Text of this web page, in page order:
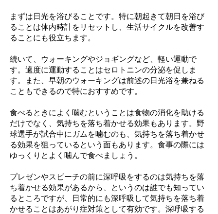
まずは日光を浴びることです。特に朝起きて朝日を浴び
ることは体内時計をリセットし、生活サイクルを改善す
ることにも役立ちます。
続いて、ウォーキングやジョギングなど、軽い運動で
す。適度に運動することはセロトニンの分泌を促しま
す。また、早朝のウォーキングは前述の日光浴を兼ねる
こともできるので特におすすめです。
食べるときによく噛むということは食物の消化を助ける
だけでなく、気持ちを落ち着かせる効果もあります。野
球選手が試合中にガムを噛むのも、気持ちを落ち着かせ
る効果を狙っているという面もあります。食事の際には
ゆっくりとよく噛んで食べましょう。
プレゼンやスピーチの前に深呼吸をするのは気持ちを落
ち着かせる効果があるから、というのは誰でも知ってい
るところですが、日常的にも深呼吸して気持ちを落ち着
かせることはあがり症対策として有効です。深呼吸する